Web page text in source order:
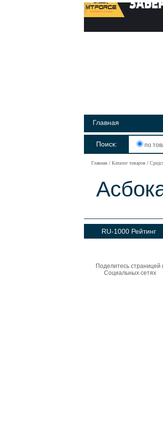
Главная
Поиск: по
Главная Каталог товаров
RU-1000 Рейтинг
Поделитесь страницей
Социальных сетях